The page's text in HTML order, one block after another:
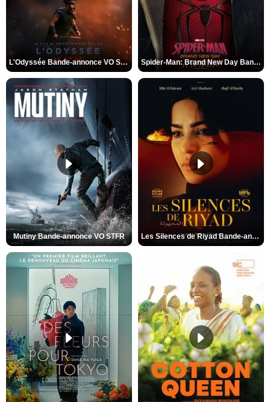
L'Odyssée Bande-annonce VO STFR Spider-Man: Brand New Day Bande-annonce VO STFR
Mutiny Bande-annonce VO STFR Les Silences de Riyad Bande-annonce VO STFR